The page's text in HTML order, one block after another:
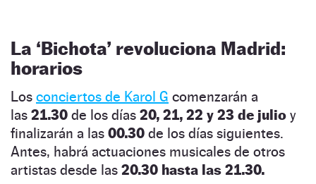
La ‘Bichota’ revoluciona Madrid:
horarios
Los conciertos de Karol G comenzarán a
las 21.30 de los días 20, 21, 22 y 23 de julio y
finalizarán a las 00.30 de los días siguientes.
Antes, habrá actuaciones musicales de otros
artistas desde las 20.30 hasta las 21.30.